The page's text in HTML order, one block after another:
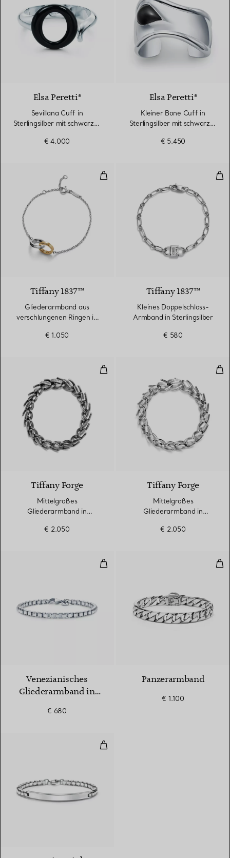
Elsa Peretti®
Sevillana Cuff in
Sterlingsilber mit schwarzer
€ 4.000
Elsa Peretti®
Kleiner Bone Cuff in
Sterlingsilber mit schwarzer
€ 5.450
Gliederarmband aus
Tiffany 1837™
Gliederarmband aus
verschlungenen Ringen in
€ 1.050
Tiffany 1837™
Kleines Doppelschloss-
Armband in Sterlingsilber
€ 580
Mittelgroßes Gliederarmband in
Tiffany Forge
Mittelgroßes
Gliederarmband in
€ 2.050
Tiffany Forge
Mittelgroßes
Gliederarmband in
Sterlingsilber
€ 2.050
Venezianisches Gliederarmband
Venezianisches
Gliederarmband in
€ 680
Panzerarmband
€ 1.100
Armband mit Namensschild